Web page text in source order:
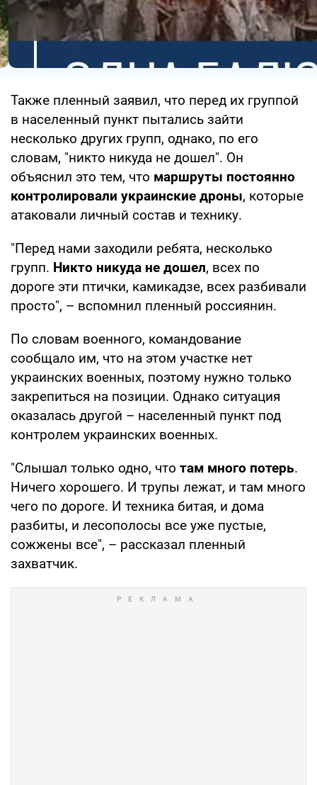
Также пленный заявил, что перед их группой
в населенный пункт пытались зайти
несколько других групп, однако, по его
словам, "никто никуда не дошел". Он
объяснил это тем, что маршруты постоянно
контролировали украинские дроны, которые
атаковали личный состав и технику.
"Перед нами заходили ребята, несколько
групп. Никто никуда не дошел, всех по
дороге эти птички, камикадзе, всех разбивали
просто", – вспомнил пленный россиянин.
По словам военного, командование
сообщало им, что на этом участке нет
украинских военных, поэтому нужно только
закрепиться на позиции. Однако ситуация
оказалась другой – населенный пункт под
контролем украинских военных.
"Слышал только одно, что там много потерь.
Ничего хорошего. И трупы лежат, и там много
чего по дороге. И техника битая, и дома
разбиты, и лесополосы все уже пустые,
сожжены все", – рассказал пленный
захватчик.